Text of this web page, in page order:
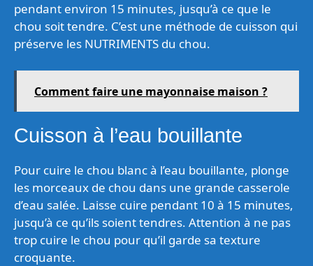
pendant environ 15 minutes, jusqu’à ce que le
chou soit tendre. C’est une méthode de cuisson qui
préserve les NUTRIMENTS du chou.
Comment faire une mayonnaise maison ?
Cuisson à l’eau bouillante
Pour cuire le chou blanc à l’eau bouillante, plonge
les morceaux de chou dans une grande casserole
d’eau salée. Laisse cuire pendant 10 à 15 minutes,
jusqu’à ce qu’ils soient tendres. Attention à ne pas
trop cuire le chou pour qu’il garde sa texture
croquante.